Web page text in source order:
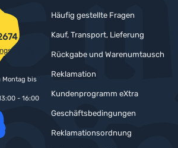
Häufig gestellte Fragen
Kauf, Transport, Lieferung
Rückgabe und Warenumtausch
Reklamation
Kundenprogramm eXtra
Geschäftsbedingungen
Reklamationsordnung
Montag bis
- 16:00